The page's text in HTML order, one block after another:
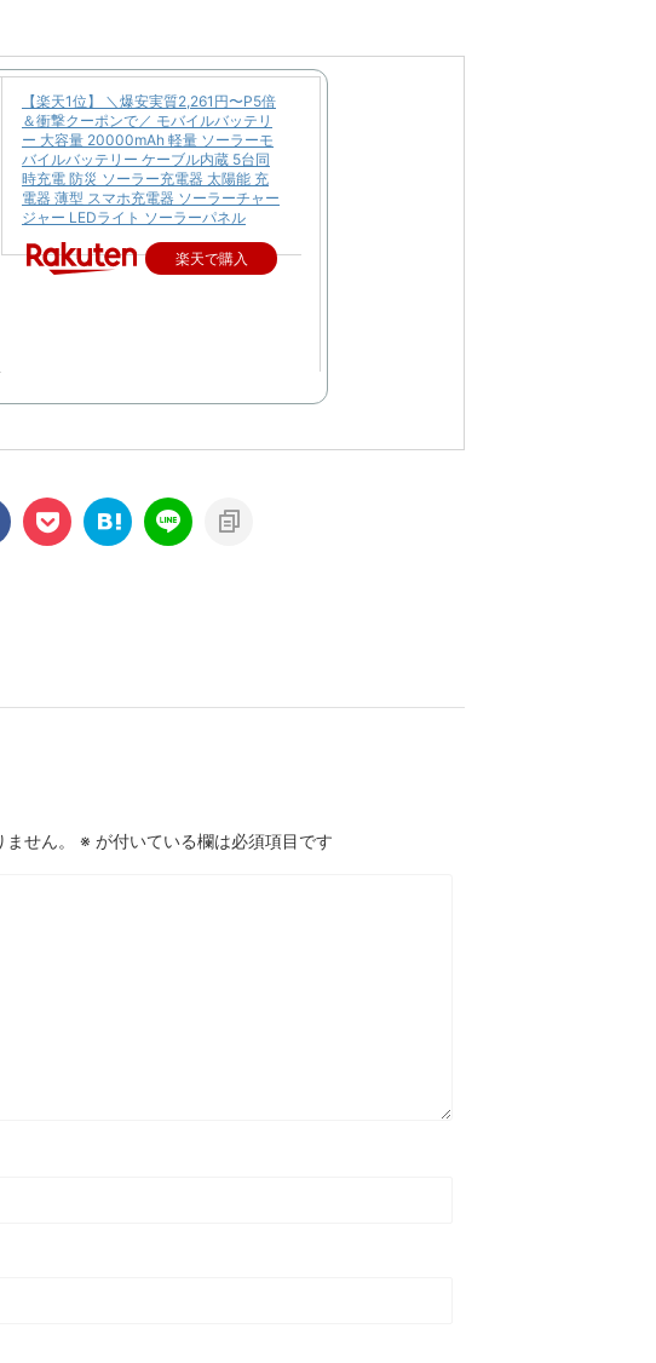
【楽天1位】 ＼爆安実質2,261円〜P5倍
＆衝撃クーポンで／ モバイルバッテリ
ー 大容量 20000mAh 軽量 ソーラーモ
バイルバッテリー ケーブル内蔵 5台同
時充電 防災 ソーラー充電器 太陽能 充
電器 薄型 スマホ充電器 ソーラーチャー
ジャー LEDライト ソーラーパネル
楽天で購入
せん。 ※ が付いている欄は必須項目です